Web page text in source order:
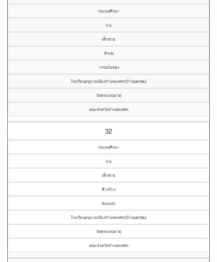
ประถมศึกษา
ป.๖
เด็กชาย
สิรภพ
วรรณโอทอง
โรงเรียนอนุบาลเมืองกำแพงเพชร(บ้านนครชุม)
วัดพระบรมธาตุ
คณะจังหวัดกำแพงเพชร
32
ประถมศึกษา
ป.๖
เด็กชาย
ฟ้าสร้าง
ส่องแสง
โรงเรียนอนุบาลเมืองกำแพงเพชร(บ้านนครชุม)
วัดพระบรมธาตุ
คณะจังหวัดกำแพงเพชร